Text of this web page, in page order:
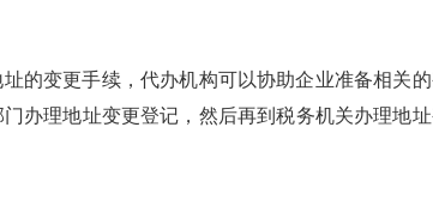
的变更手续，代办机构可以协助企业准备相关
办理地址变更登记，然后再到税务机关办理地